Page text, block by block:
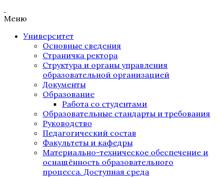
Меню
Университет
Основные сведения
Страничка ректора
Структура и органы управления
образовательной организацией
Документы
Образование
Работа со студентами
Образовательные стандарты и требования
Руководство
Педагогический состав
Факультеты и кафедры
Материально-техническое обеспечение и
оснащённость образовательного
процесса. Доступная среда